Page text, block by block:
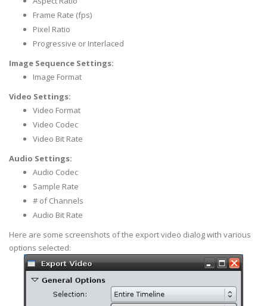
Frame Rate (fps)
Pixel Ratio
Progressive or Interlaced
Image Sequence Settings:
Image Format
Video Settings:
Video Format
Video Codec
Video Bit Rate
Audio Settings:
Audio Codec
Sample Rate
# of Channels
Audio Bit Rate
Here are some screenshots of the export video dialog with various
options selected: